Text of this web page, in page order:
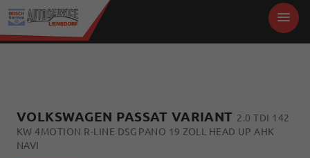
VOLKSWAGEN PASSAT VARIANT 2.0 TDI 142
KW 4MOTION R-LINE DSG PANO 19 ZOLL HEAD UP AHK
NAVI